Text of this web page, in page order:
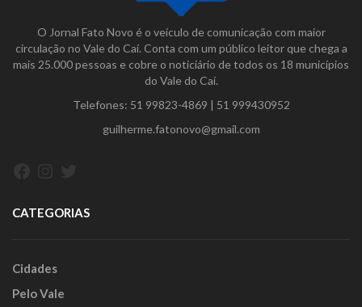
O Jornal Fato Novo é o veículo de comunicação com maior
circulação no Vale do Caí. Conta com um público leitor que chega a
mais 25.000 pessoas e cobre o noticiário de todos os 18 municípios
do Vale do Caí.
Telefones: 51 99823-4869 | 51 999430952
guilherme.fatonovo@gmail.com
CATEGORIAS
Cidades
Pelo Vale